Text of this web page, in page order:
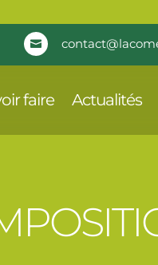

faire Actualités